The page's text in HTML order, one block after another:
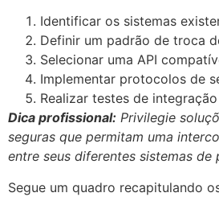
Identificar os sistemas
Definir um padrão de troca
Selecionar uma API
Implementar protocolos de
Realizar testes de integração
Dica profissional: Privilegie
seguras que permitam uma
entre seus diferentes sistemas
Segue um quadro recapitulando